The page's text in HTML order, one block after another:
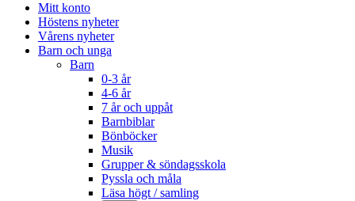
Mitt konto
Höstens nyheter
Vårens nyheter
Barn och unga
Barn
0-3 år
4-6 år
7 år och uppåt
Barnbiblar
Bönböcker
Musik
Grupper & söndagsskola
Pyssla och måla
Läsa högt / samling